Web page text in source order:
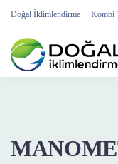
Doğal İklimlendirme Kombi